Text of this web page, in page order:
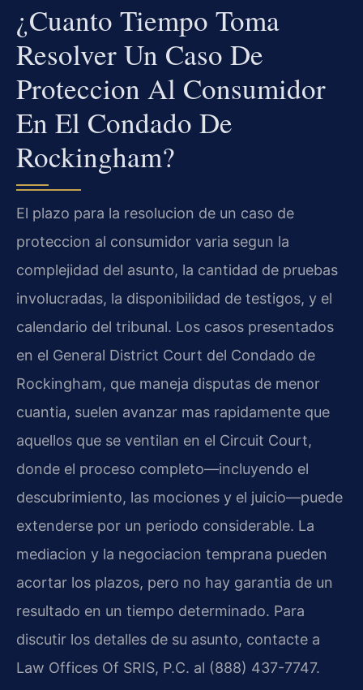
¿Cuanto Tiempo Toma
Resolver Un Caso De
Proteccion Al Consumidor
En El Condado De
Rockingham?
El plazo para la resolucion de un caso de
proteccion al consumidor varia segun la
complejidad del asunto, la cantidad de pruebas
involucradas, la disponibilidad de testigos, y el
calendario del tribunal. Los casos presentados
en el General District Court del Condado de
Rockingham, que maneja disputas de menor
cuantia, suelen avanzar mas rapidamente que
aquellos que se ventilan en el Circuit Court,
donde el proceso completo—incluyendo el
descubrimiento, las mociones y el juicio—puede
extenderse por un periodo considerable. La
mediacion y la negociacion temprana pueden
acortar los plazos, pero no hay garantia de un
resultado en un tiempo determinado. Para
discutir los detalles de su asunto, contacte a
Law Offices Of SRIS, P.C. al (888) 437-7747.